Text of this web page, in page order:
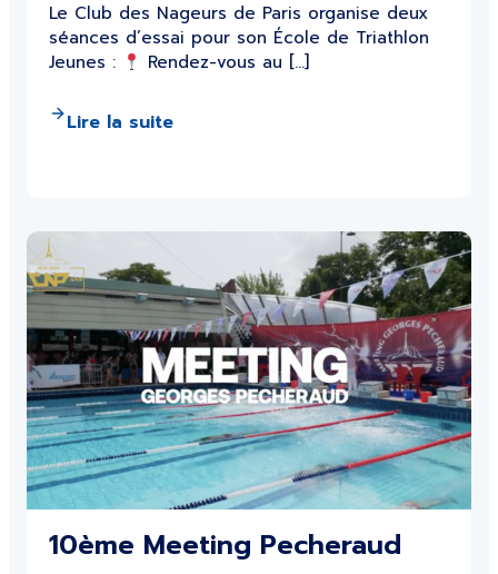
Le Club des Nageurs de Paris organise deux
séances d’essai pour son École de Triathlon
Jeunes :
Rendez-vous au […]
Lire la suite
10ème Meeting Pecheraud